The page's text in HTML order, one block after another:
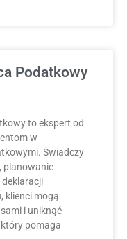
Podatkowy
to ekspert od
w
Świadczy
planowanie
klienci mogą
i uniknąć
pomaga